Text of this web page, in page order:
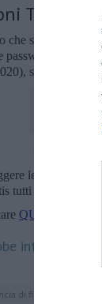
Totali:
che sul sito web
password per le
sarà possibile
le notizie
tutti i giorni alle
QUI
interessare
di firenze